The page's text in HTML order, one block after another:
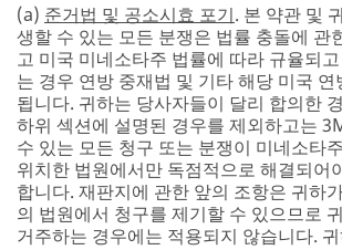
(a) 준거법 및 공소시효 포기. 본 약관 및
생할 수 있는 모든 분쟁은 법률 충돌에 관
고 미국 미네소타주 법률에 따라 규율되
는 경우 연방 중재법 및 기타 해당 미국 연
됩니다. 귀하는 당사자들이 달리 합의한
하위 섹션에 설명된 경우를 제외하고는
수 있는 모든 청구 또는 분쟁이 미네소타
위치한 법원에서만 독점적으로 해결되어
합니다. 재판지에 관한 앞의 조항은 귀하
의 법원에서 청구를 제기할 수 있으므로
거주하는 경우에는 적용되지 않습니다.